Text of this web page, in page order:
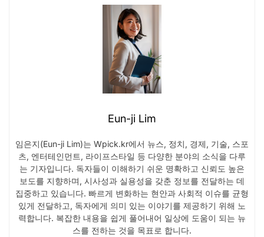
Eun-ji Lim
임은지(Eun-ji Lim)는 Wpick.kr에서 뉴스, 정치, 경제, 기술, 스포
츠, 엔터테인먼트, 라이프스타일 등 다양한 분야의 소식을 다루
는 기자입니다. 독자들이 이해하기 쉬운 명확하고 신뢰도 높은
보도를 지향하며, 시사성과 실용성을 갖춘 정보를 전달하는 데
집중하고 있습니다. 빠르게 변화하는 현안과 사회적 이슈를 균형
있게 전달하고, 독자에게 의미 있는 이야기를 제공하기 위해 노
력합니다. 복잡한 내용을 쉽게 풀어내어 일상에 도움이 되는 뉴
스를 전하는 것을 목표로 합니다.